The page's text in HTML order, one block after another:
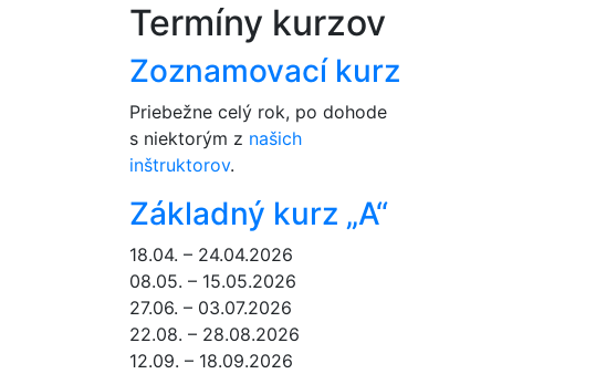
Termíny kurzov
Zoznamovací kurz
Priebežne celý rok, po dohode
s niektorým z našich
inštruktorov.
Základný kurz „A“
18.04. – 24.04.2026
08.05. – 15.05.2026
27.06. – 03.07.2026
22.08. – 28.08.2026
12.09. – 18.09.2026